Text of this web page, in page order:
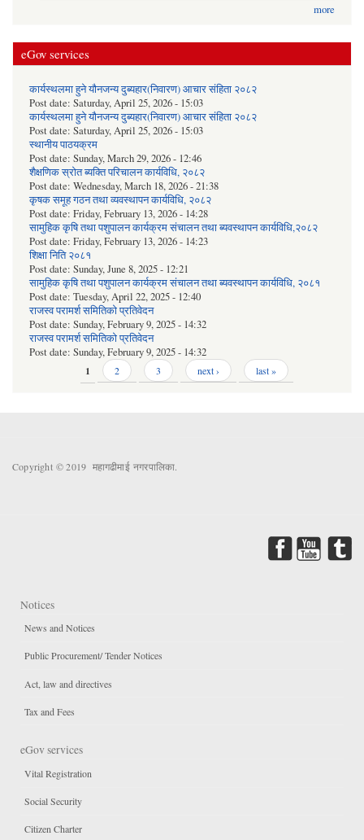
more
eGov services
कार्यस्थलमा हुने यौनजन्य दुब्यहार(निवारण) आचार संहिता २०८२
Post date: Saturday, April 25, 2026 - 15:03
कार्यस्थलमा हुने यौनजन्य दुब्यहार(निवारण) आचार संहिता २०८२
Post date: Saturday, April 25, 2026 - 15:03
स्थानीय पाठयक्रम
Post date: Sunday, March 29, 2026 - 12:46
शैक्षणिक स्रोत ब्यक्ति परिचालन कार्यविधि, २०८२
Post date: Wednesday, March 18, 2026 - 21:38
कृषक समूह गठन तथा व्यवस्थापन कार्यविधि, २०८२
Post date: Friday, February 13, 2026 - 14:28
सामुहिक कृषि तथा पशुपालन कार्यक्रम संचालन तथा ब्यवस्थापन कार्यविधि,२०८२
Post date: Friday, February 13, 2026 - 14:23
शिक्षा निति २०८१
Post date: Sunday, June 8, 2025 - 12:21
सामुहिक कृषि तथा पशुपालन कार्यक्रम संचालन तथा ब्यवस्थापन कार्यविधि, २०८१
Post date: Tuesday, April 22, 2025 - 12:40
राजस्व परामर्श समितिको प्रतिवेदन
Post date: Sunday, February 9, 2025 - 14:32
राजस्व परामर्श समितिको प्रतिवेदन
Post date: Sunday, February 9, 2025 - 14:32
1 2 3 next › last »
Copyright © 2019 महागढीमाई नगरपालिका.
Notices
News and Notices
Public Procurement/ Tender Notices
Act, law and directives
Tax and Fees
eGov services
Vital Registration
Social Security
Citizen Charter